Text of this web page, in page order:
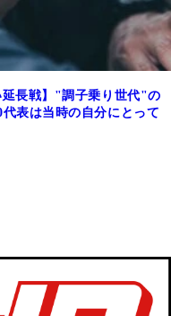
延長戦】"調子乗り世代"の
表は当時の自分にとって